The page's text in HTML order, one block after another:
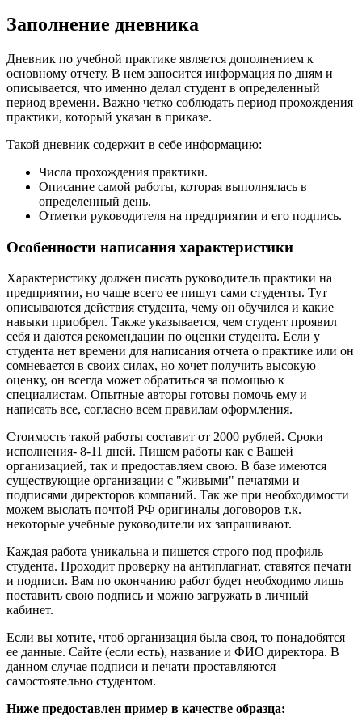
Заполнение дневника
Дневник по учебной практике является дополнением к
основному отчету. В нем заносится информация по дням и
описывается, что именно делал студент в определенный
период времени. Важно четко соблюдать период прохождения
практики, который указан в приказе.
Такой дневник содержит в себе информацию:
Числа прохождения практики.
Описание самой работы, которая выполнялась в
определенный день.
Отметки руководителя на предприятии и его подпись.
Особенности написания характеристики
Характеристику должен писать руководитель практики на
предприятии, но чаще всего ее пишут сами студенты. Тут
описываются действия студента, чему он обучился и какие
навыки приобрел. Также указывается, чем студент проявил
себя и даются рекомендации по оценки студента. Если у
студента нет времени для написания отчета о практике или он
сомневается в своих силах, но хочет получить высокую
оценку, он всегда может обратиться за помощью к
специалистам. Опытные авторы готовы помочь ему и
написать все, согласно всем правилам оформления.
Стоимость такой работы составит от 2000 рублей. Сроки
исполнения- 8-11 дней. Пишем работы как с Вашей
организацией, так и предоставляем свою. В базе имеются
существующие организации с "живыми" печатями и
подписями директоров компаний. Так же при необходимости
можем выслать почтой РФ оригиналы договоров т.к.
некоторые учебные руководители их запрашивают.
Каждая работа уникальна и пишется строго под профиль
студента. Проходит проверку на антиплагиат, ставятся печати
и подписи. Вам по окончанию работ будет необходимо лишь
поставить свою подпись и можно загружать в личный
кабинет.
Если вы хотите, чтоб организация была своя, то понадобятся
ее данные. Сайте (если есть), название и ФИО директора. В
данном случае подписи и печати проставляются
самостоятельно студентом.
Ниже предоставлен пример в качестве образца: